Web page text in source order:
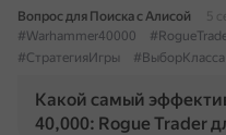
Вопрос для Поиска с Алисой
5
#Warhammer40000
#СтратегияИгры
#ВыборКласса
Какой самый
40,000: Rogue Trader